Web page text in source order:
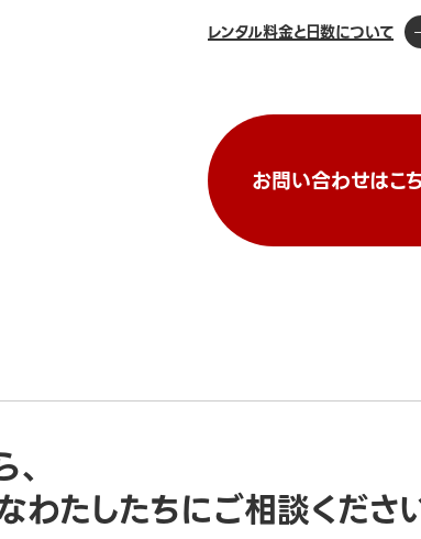
レンタル料金と日数について
お問い合わせはこ
たしたちにご相談くださ